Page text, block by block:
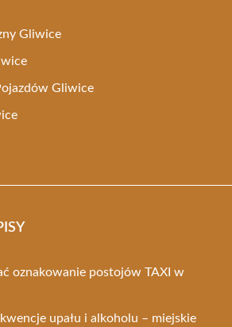
Gliwice
Gliwice
oznakowanie postojów TAXI w
upału i alkoholu – miejskie